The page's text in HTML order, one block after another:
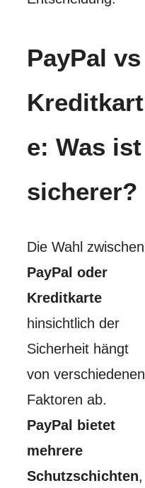
PayPal vs
Kreditkart
e: Was ist
sicherer?
Die Wahl zwischen
PayPal oder
Kreditkarte
hinsichtlich der
Sicherheit hängt
von verschiedenen
Faktoren ab.
PayPal bietet
mehrere
Schutzschichten,